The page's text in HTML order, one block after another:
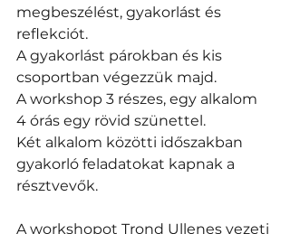
megbeszélést, gyakorlást és
reflekciót.
A gyakorlást párokban és kis
csoportban végezzük majd.
A workshop 3 részes, egy alkalom
4 órás egy rövid szünettel.
Két alkalom közötti időszakban
gyakorló feladatokat kapnak a
résztvevők.
A workshopot Trond Ullenes vezeti